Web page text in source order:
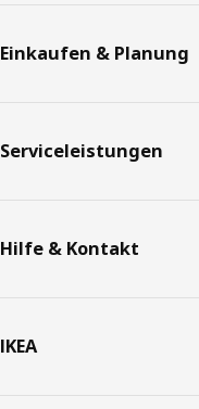
Einkaufen & Planung
Serviceleistungen
Hilfe & Kontakt
IKEA